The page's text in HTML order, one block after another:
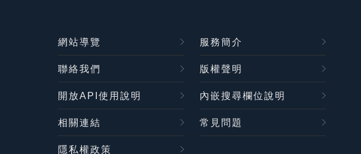
網站導覽 服務簡介
聯絡我們 版權聲明
開放API使用說明 內嵌搜尋欄位說明
相關連結 常見問題
隱私權政策